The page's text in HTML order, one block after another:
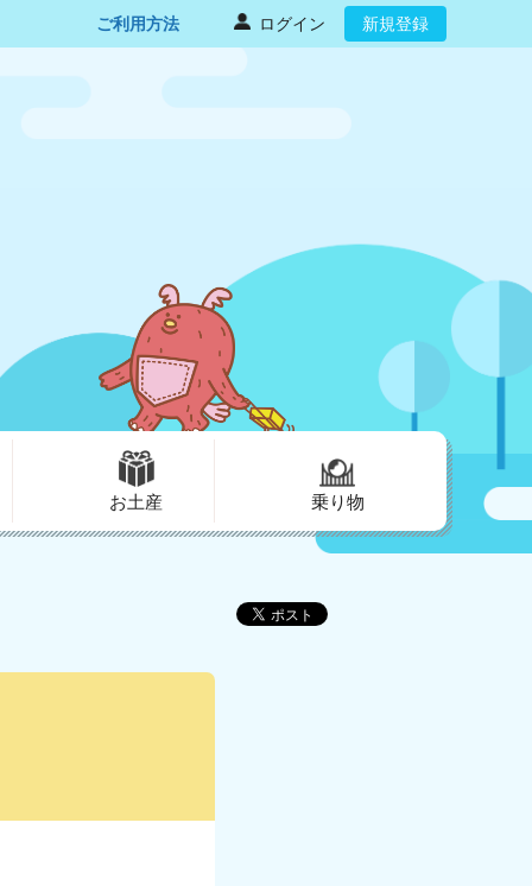
ご利用方法 ログイン 新規登録
お土産 乗り物